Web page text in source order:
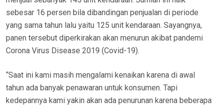
sebesar 16 persen bila dibandingan penjualan di periode
yang sama tahun lalu yaitu 125 unit kendaraan. Sayangnya,
panen tersebut diperkirakan akan menurun akibat pandemi
Corona Virus Disease 2019 (Covid-19).
“Saat ini kami masih mengalami kenaikan karena di awal
tahun ada banyak penawaran untuk konsumen. Tapi
kedepannya kami yakin akan ada penurunan karena beberapa